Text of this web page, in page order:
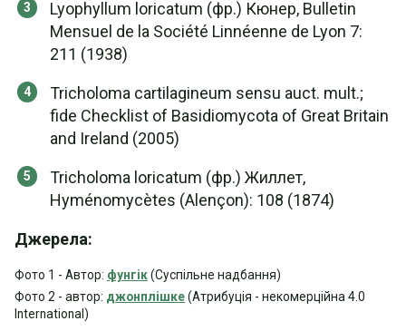
Lyophyllum loricatum (фр.) Кюнер, Bulletin
Mensuel de la Société Linnéenne de Lyon 7:
211 (1938)
Tricholoma cartilagineum sensu auct. mult.;
fide Checklist of Basidiomycota of Great Britain
and Ireland (2005)
Tricholoma loricatum (фр.) Жиллет,
Hyménomycètes (Alençon): 108 (1874)
Джерела:
Фото 1 - Автор: фунгік(Суспільне надбання)
Фото 2 - автор: джонплішке(Атрибуція - некомерційна 4.0
International)